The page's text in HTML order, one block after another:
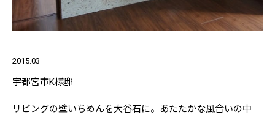
2015.03
宇都宮市K様邸
リビングの壁いちめんを大谷石に。あたたかな風合いの中